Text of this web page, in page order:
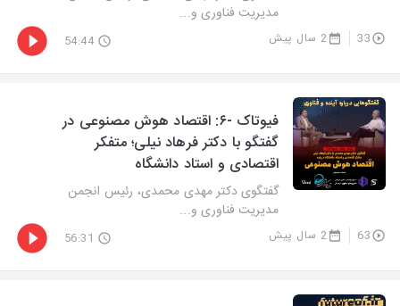
مدیریت فناوری و...
33 2 سال پیش 54:44
فیوتاک -۶: اقتصاد هوش مصنوعی در
گفتگو با دکتر فرهاد نیلی؛ متفکر
اقتصادی و استاد دانشگاه
گفتگوی دکتر مهدی محمدی، رئیس انجمن
مدیریت فناوری و...
63 2 سال پیش 56:31